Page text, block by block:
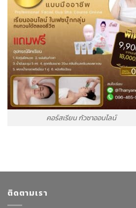
คอร์สเรียน กัวซาออนไลน์
ติดตามเรา